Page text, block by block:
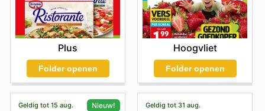
Plus
Folder openen
Hoogvliet
Folder openen
Geldig tot 15 aug. Nieuw! Geldig tot 31 aug.